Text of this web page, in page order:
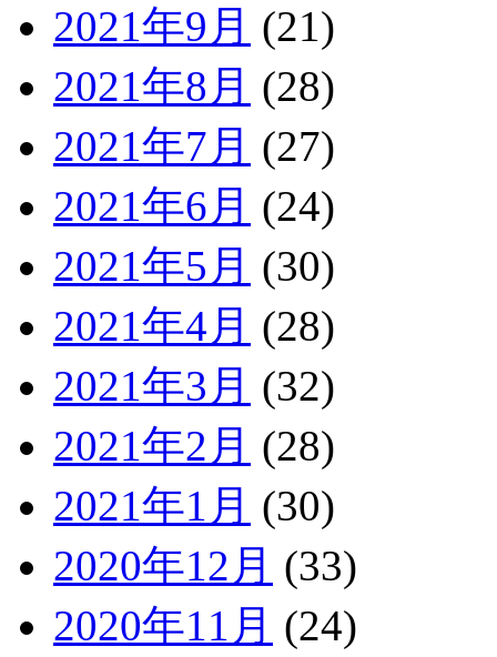
2021年9月 (21)
2021年8月 (28)
2021年7月 (27)
2021年6月 (24)
2021年5月 (30)
2021年4月 (28)
2021年3月 (32)
2021年2月 (28)
2021年1月 (30)
2020年12月 (33)
2020年11月 (24)